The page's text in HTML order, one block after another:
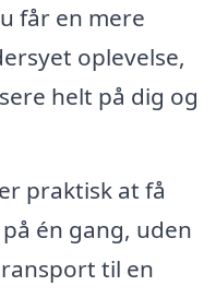
får en mere
oplevelse,
helt på dig og
praktisk at få
én gang, uden
til en